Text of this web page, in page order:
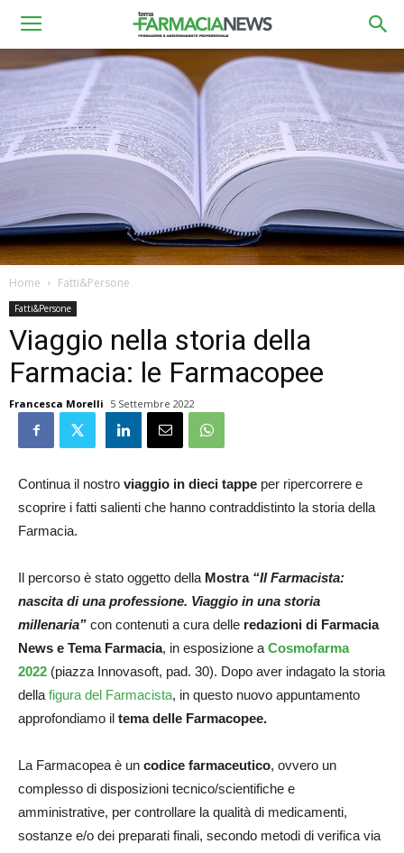
Home Fatti&Persone
Fatti&Persone
Viaggio nella storia della
Farmacia: le Farmacopee
Francesca Morelli 5 Settembre 2022
Continua il nostro viaggio in dieci tappe per ripercorrere e
scoprire i fatti salienti che hanno contraddistinto la storia della
Farmacia.
Il percorso è stato oggetto della Mostra“Il Farmacista:
nascita di una professione. Viaggio in una storia
millenaria” con contenuti a cura delle redazioni di Farmacia
News e Tema Farmacia, in esposizione a Cosmofarma
2022 (piazza Innovasoft, pad. 30). Dopo aver indagato la storia
della figura del Farmacista, in questo nuovo appuntamento
approfondiamo il tema delle Farmacopee.
La Farmacopea è un codice farmaceutico, ovvero un
complesso di disposizioni tecnico/scientifiche e
amministrative, per controllare la qualità di medicamenti,
sostanze e/o dei preparati finali, secondo metodi di verifica via